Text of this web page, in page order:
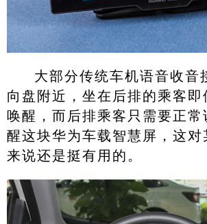
大部分传统车机语音收音
向盘附近，坐在后排的乘客即
唤醒，而后排乘客只需要正常
醒这块华为车载智慧屏，这对
来说还是挺有用的。